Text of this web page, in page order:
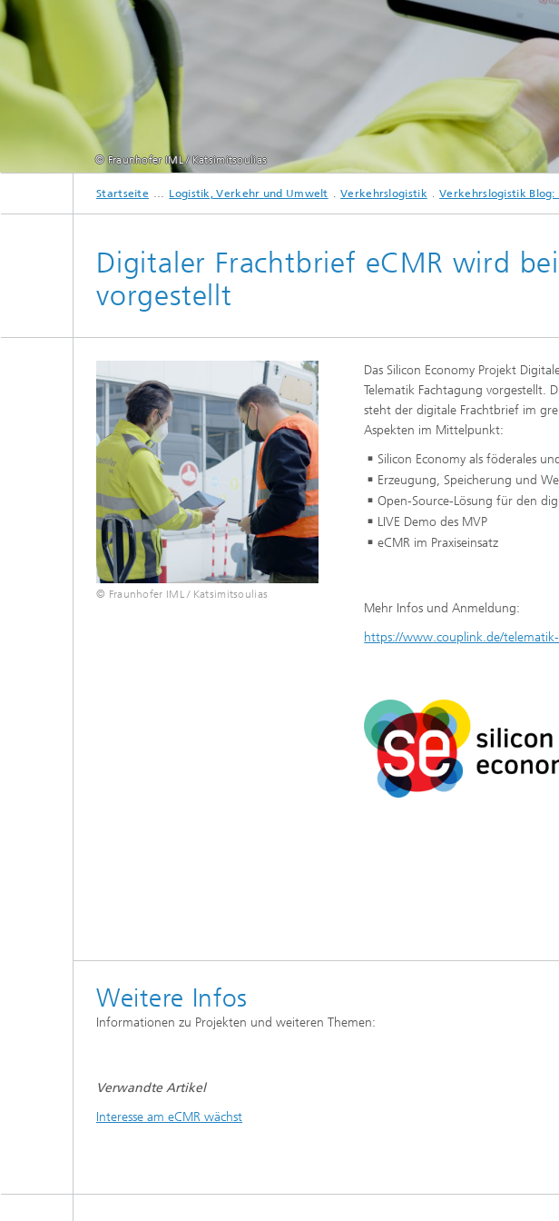
© Fraunhofer IML / Katsimitsoulias
Startseite Logistik, Verkehr und Umwelt Verkehrslogistik Verkehrslogistik Blog:
Digitaler Frachtbrief eCMR wird
vorgestellt
© Fraunhofer IML / Katsimitsoulias
Das Silicon Economy Projekt
Telematik Fachtagung vorgestellt.
steht der digitale Frachtbrief im
Aspekten im Mittelpunkt:
Silicon Economy als föderales
Erzeugung, Speicherung und
Open-Source-Lösung für den
LIVE Demo des MVP
eCMR im Praxiseinsatz
Mehr Infos und Anmeldung:
https://www.couplink.de/
Weitere Infos
Informationen zu Projekten und weiteren Themen:
Verwandte Artikel
Interesse am eCMR wächst